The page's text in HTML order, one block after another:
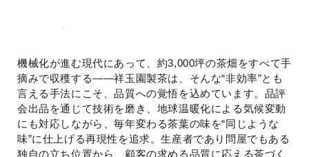
機械化が進む現代にあって、約3,000坪の茶畑をすべて手
摘みで収穫する——祥玉園製茶は、そんな“非効率”とも
言える手法にこそ、品質への覚悟を込めています。品評
会出品を通じて技術を磨き、地球温暖化による気候変動
にも対応しながら、毎年変わる茶葉の味を“同じような
味”に仕上げる再現性を追求。生産者であり問屋でもある
独自の立ち位置から、顧客の求める品質に応える茶づく